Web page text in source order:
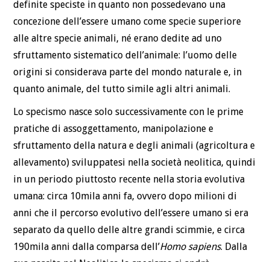
definite speciste in quanto non possedevano una
concezione dell’essere umano come specie superiore
alle altre specie animali, né erano dedite ad uno
sfruttamento sistematico dell’animale: l’uomo delle
origini si considerava parte del mondo naturale e, in
quanto animale, del tutto simile agli altri animali.
Lo specismo nasce solo successivamente con le prime
pratiche di assoggettamento, manipolazione e
sfruttamento della natura e degli animali (agricoltura e
allevamento) sviluppatesi nella società neolitica, quindi
in un periodo piuttosto recente nella storia evolutiva
umana: circa 10mila anni fa, ovvero dopo milioni di
anni che il percorso evolutivo dell’essere umano si era
separato da quello delle altre grandi scimmie, e circa
190mila anni dalla comparsa dell’Homo sapiens. Dalla